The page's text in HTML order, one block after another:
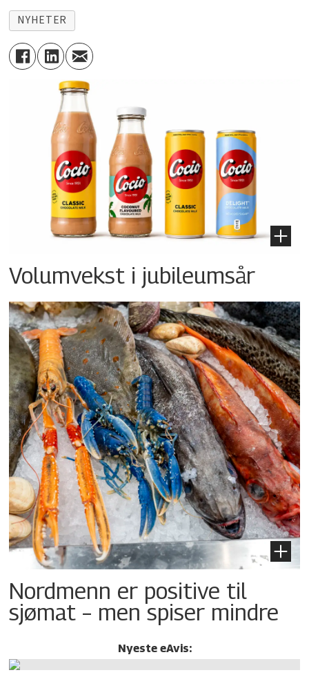
NYHETER
Volumvekst i jubileumsår
Nordmenn er positive til
sjømat – men spiser mindre
Nyeste eAvis: